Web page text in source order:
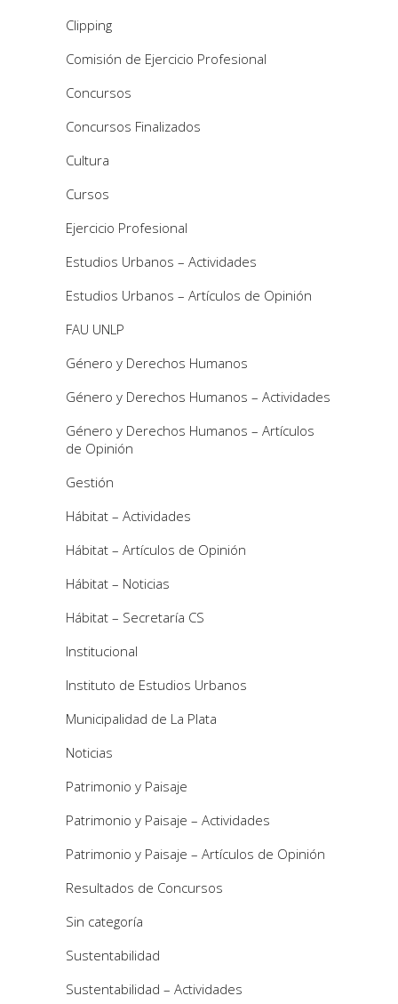
Clipping
Comisión de Ejercicio Profesional
Concursos
Concursos Finalizados
Cultura
Cursos
Ejercicio Profesional
Estudios Urbanos – Actividades
Estudios Urbanos – Artículos de Opinión
FAU UNLP
Género y Derechos Humanos
Género y Derechos Humanos – Actividades
Género y Derechos Humanos – Artículos
de Opinión
Gestión
Hábitat – Actividades
Hábitat – Artículos de Opinión
Hábitat – Noticias
Hábitat – Secretaría CS
Institucional
Instituto de Estudios Urbanos
Municipalidad de La Plata
Noticias
Patrimonio y Paisaje
Patrimonio y Paisaje – Actividades
Patrimonio y Paisaje – Artículos de Opinión
Resultados de Concursos
Sin categoría
Sustentabilidad
Sustentabilidad – Actividades